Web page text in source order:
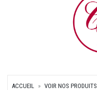
ACCUEIL VOIR NOS PRODUITS